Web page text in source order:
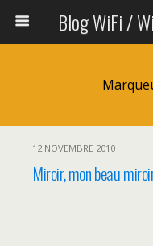
12 NOVEMBRE 2010
Miroir, mon beau